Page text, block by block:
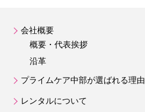
会社概要
概要・代表挨拶
沿革
プライムケア中部が選ばれる理由
レンタルについて